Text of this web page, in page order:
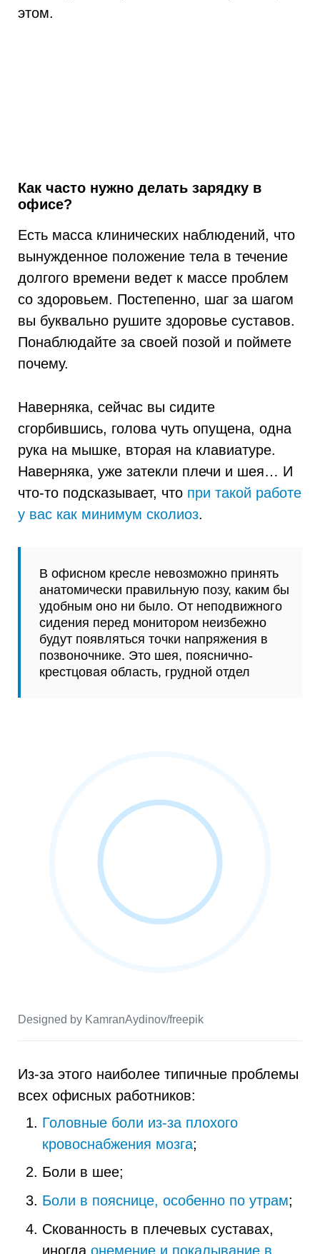
этом.
Как часто нужно делать зарядку в
офисе?
Есть масса клинических наблюдений, что
вынужденное положение тела в течение
долгого времени ведет к массе проблем
со здоровьем. Постепенно, шаг за шагом
вы буквально рушите здоровье суставов.
Понаблюдайте за своей позой и поймете
почему.
Наверняка, сейчас вы сидите
сгорбившись, голова чуть опущена, одна
рука на мышке, вторая на клавиатуре.
Наверняка, уже затекли плечи и шея… И
что-то подсказывает, что при такой работе
у вас как минимум сколиоз.
В офисном кресле невозможно принять
анатомически правильную позу, каким бы
удобным оно ни было. От неподвижного
сидения перед монитором неизбежно
будут появляться точки напряжения в
позвоночнике. Это шея, пояснично-
крестцовая область, грудной отдел
Designed by KamranAydinov/freepik
Из-за этого наиболее типичные проблемы
всех офисных работников:
Головные боли из-за плохого
кровоснабжения мозга;
Боли в шее;
Боли в пояснице, особенно по утрам;
Скованность в плечевых суставах,
иногда онемение и покалывание в